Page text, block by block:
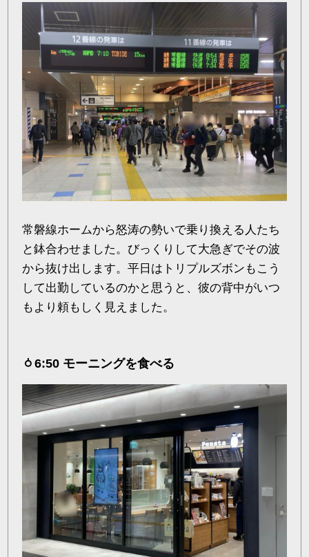
常磐線ホームから怒涛の勢いで乗り換える人たち
と鉢合わせました。びっくりして大急ぎでその波
から抜け出します。平日はトリプルズボンもこう
して出勤しているのかと思うと、彼の背中がいつ
もより頼もしく見えました。
6:50 モーニングを食べる